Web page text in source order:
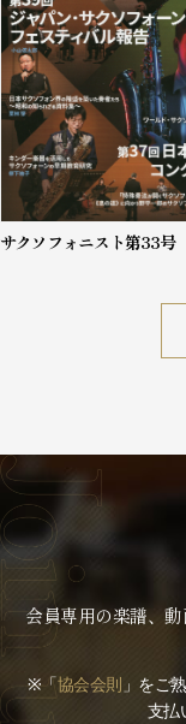
サクソフォニスト第33号
会員専用の楽譜、
※「協会会則 」をご
支払